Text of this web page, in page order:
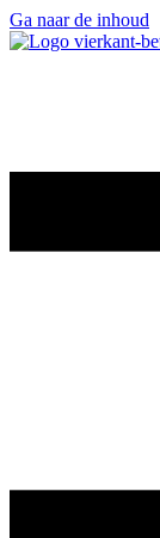
Ga naar de inhoud